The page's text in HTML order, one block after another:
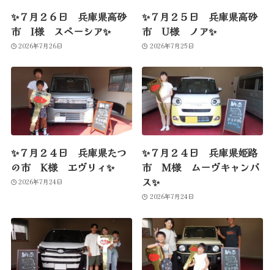
✨７月２６日 兵庫県高砂
市 I様 スペーシア✨
2026年7月26日
✨７月２５日 兵庫県高砂
市 U様 ノア✨
2026年7月25日
✨７月２４日 兵庫県たつ
の市 K様 エヴリィ✨
2026年7月24日
✨７月２４日 兵庫県姫路
市 M様 ムーヴキャンバ
ス✨
2026年7月24日